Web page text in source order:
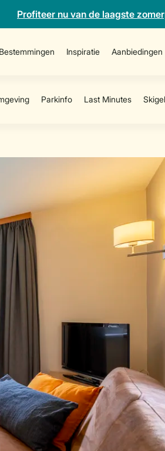
Profiteer nu van de laagste
Bestemmingen Inspiratie Aanbiedingen